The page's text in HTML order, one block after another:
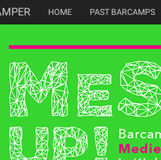
HOME PAST BARCAMPS